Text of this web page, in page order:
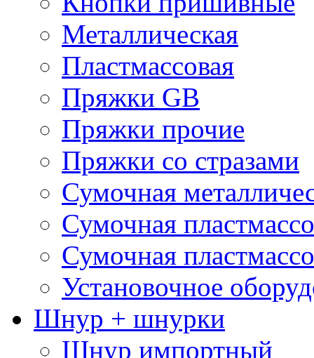
Металлическая
Пластмассовая
Пряжки GB
Пряжки прочие
Пряжки со стразами
Сумочная
Сумочная
Сумочная
Установочное
Шнур + шнурки
Шнур импортный